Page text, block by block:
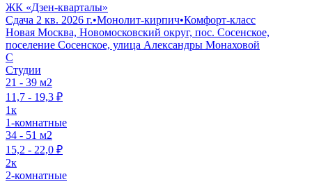
ЖК «Дзен-кварталы»
Сдача 2 кв. 2026 г.•Монолит-кирпич•Комфорт-класс
Новая Москва, Новомосковский округ, пос. Сосенское,
поселение Сосенское, улица Александры Монаховой
C
Студии
21 - 39 м2
11,7 - 19,3 ₽
1к
1-комнатные
34 - 51 м2
15,2 - 22,0 ₽
2к
2-комнатные